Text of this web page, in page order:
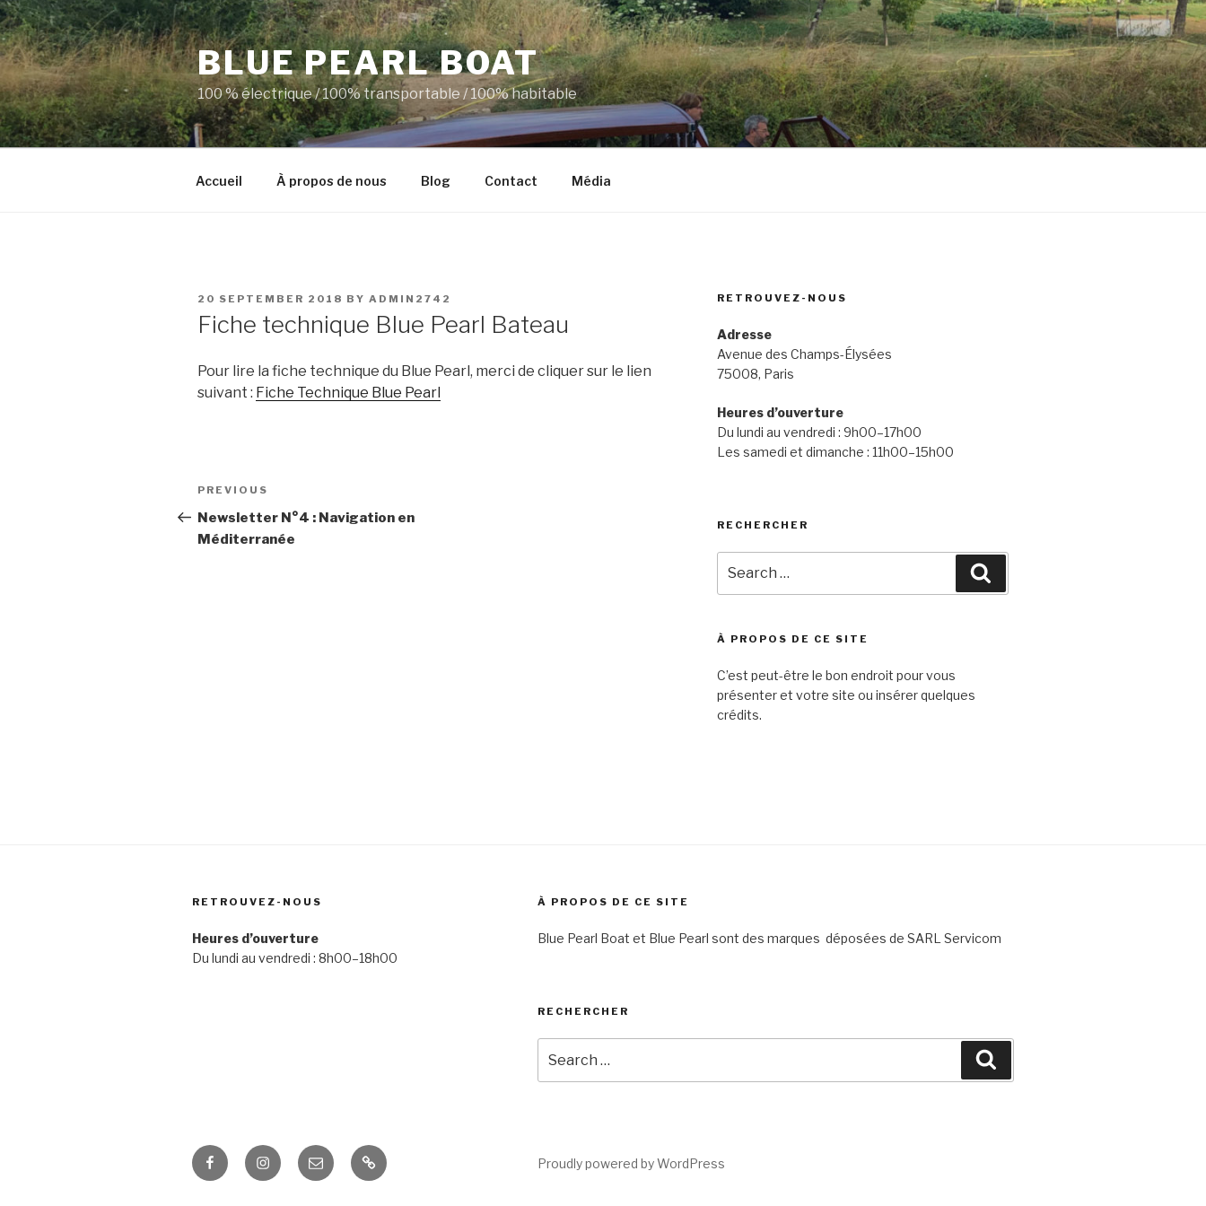
Skip
to
content
BLUE PEARL BOAT
100 % électrique / 100% transportable / 100% habitable
Accueil À propos de nous Blog Contact Média
POSTED
20 SEPTEMBER 2018 BY ADMIN2742
Fiche technique Blue Pearl Bateau
Pour lire la fiche technique du Blue Pearl, merci de cliquer sur le lien
suivant : Fiche Technique Blue Pearl
Post
navigation
Previous
Post
PREVIOUS
Newsletter N°4 : Navigation en
Méditerranée
RETROUVEZ-NOUS
Adresse
Avenue des Champs-Élysées
75008, Paris
Heures d’ouverture
Du lundi au vendredi : 9h00–17h00
Les samedi et dimanche : 11h00–15h00
RECHERCHER
for:
À PROPOS DE CE SITE
C’est peut-être le bon endroit pour vous
présenter et votre site ou insérer quelques
crédits.
RETROUVEZ-NOUS
Heures d’ouverture
Du lundi au vendredi : 8h00–18h00
À PROPOS DE CE SITE
Blue Pearl Boat et Blue Pearl sont des marques déposées de SARL Servicom
RECHERCHER
for:
FacebookInstagram
E-
mail
Pinterest Proudly powered by WordPress